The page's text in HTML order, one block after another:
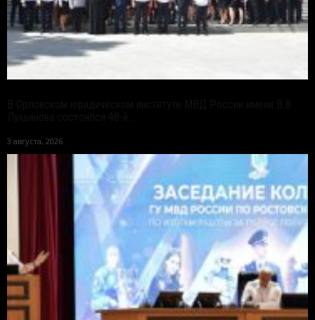
3 августа, 2026